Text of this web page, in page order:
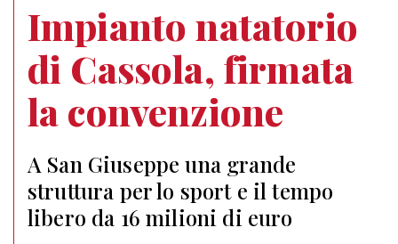
Impianto natatorio
di Cassola, firmata
la convenzione
A San Giuseppe una grande
struttura per lo sport e il tempo
libero da 16 milioni di euro